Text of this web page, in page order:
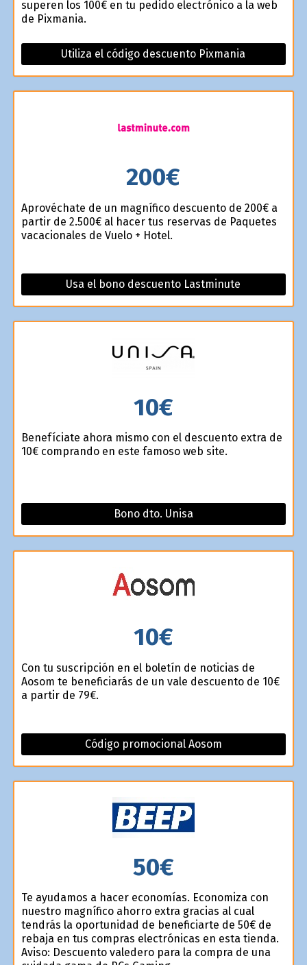
superen los 100€ en tu pedido electrónico a la web
de Pixmania.
Utiliza el código descuento Pixmania
200€
Aprovéchate de un magnífico descuento de 200€ a
partir de 2.500€ al hacer tus reservas de Paquetes
vacacionales de Vuelo + Hotel.
Usa el bono descuento Lastminute
10€
Benefíciate ahora mismo con el descuento extra de
10€ comprando en este famoso web site.
Bono dto. Unisa
10€
Con tu suscripción en el boletín de noticias de
Aosom te beneficiarás de un vale descuento de 10€
a partir de 79€.
Código promocional Aosom
50€
Te ayudamos a hacer economías. Economiza con
nuestro magnífico ahorro extra gracias al cual
tendrás la oportunidad de beneficiarte de 50€ de
rebaja en tus compras electrónicas en esta tienda.
Aviso: Descuento valedero para la compra de una